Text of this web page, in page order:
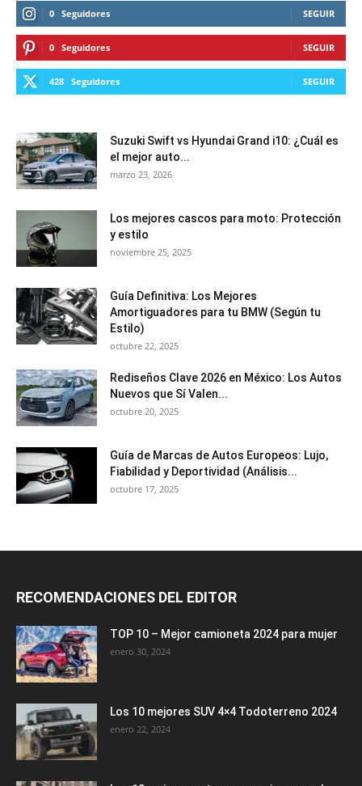
0 Seguidores SEGUIR
0 Seguidores SEGUIR
428 Seguidores SEGUIR
Suzuki Swift vs Hyundai Grand i10: ¿Cuál es
el mejor auto...
marzo 23, 2026
Los mejores cascos para moto: Protección
y estilo
noviembre 25, 2025
Guía Definitiva: Los Mejores
Amortiguadores para tu BMW (Según tu
Estilo)
octubre 22, 2025
Rediseños Clave 2026 en México: Los Autos
Nuevos que Sí Valen...
octubre 20, 2025
Guía de Marcas de Autos Europeos: Lujo,
Fiabilidad y Deportividad (Análisis...
octubre 17, 2025
RECOMENDACIONES DEL EDITOR
TOP 10 – Mejor camioneta 2024 para mujer
enero 30, 2024
Los 10 mejores SUV 4×4 Todoterreno 2024
enero 22, 2024